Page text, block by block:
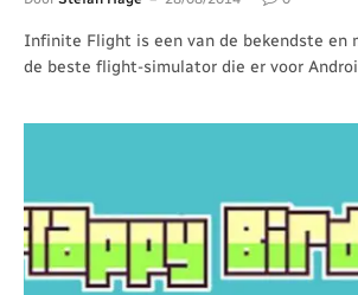
Infinite Flight is een van de bekendste en
de beste flight-simulator die er voor